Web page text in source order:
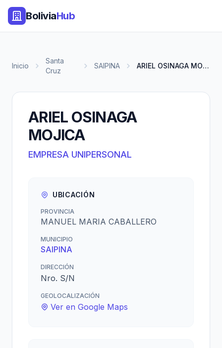
BoliviaHub
Inicio
Santa
Cruz
SAIPINA ARIEL OSINAGA MOJICA
ARIEL OSINAGA
MOJICA
EMPRESA UNIPERSONAL
UBICACIÓN
PROVINCIA
MANUEL MARIA CABALLERO
MUNICIPIO
SAIPINA
DIRECCIÓN
Nro. S/N
GEOLOCALIZACIÓN
Ver en Google Maps